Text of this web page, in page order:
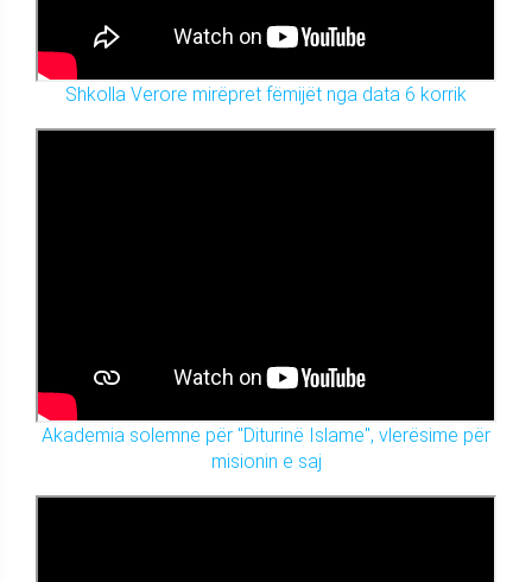
Shkolla Verore mirëpret fëmijët nga data 6 korrik
Akademia solemne për "Diturinë Islame", vlerësime për
misionin e saj